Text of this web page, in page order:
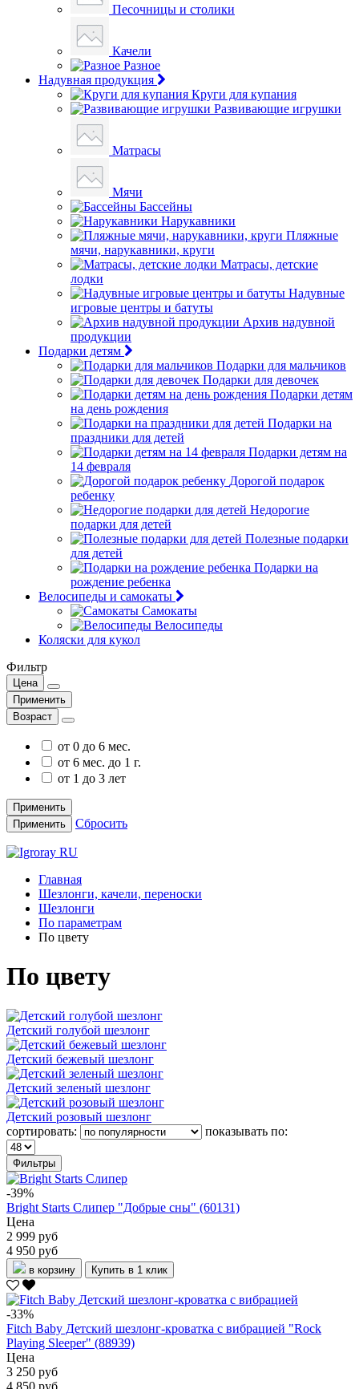
Песочницы и столики
Качели
Разное
Надувная продукция
Круги для купания
Развивающие игрушки
Матрасы
Мячи
Бассейны
Нарукавники
Пляжные
мячи, нарукавники, круги
Матрасы, детские
лодки
Надувные
игровые центры и батуты
Архив надувной
продукции
Подарки детям
Подарки для мальчиков
Подарки для девочек
Подарки детям
на день рождения
Подарки на
праздники для детей
Подарки детям на
14 февраля
Дорогой подарок
ребенку
Недорогие
подарки для детей
Полезные подарки
для детей
Подарки на
рождение ребенка
Велосипеды и самокаты
Самокаты
Велосипеды
Коляски для кукол
Фильтр
Цена
Применить
Возраст
от 0 до 6 мес.
от 6 мес. до 1 г.
от 1 до 3 лет
Применить
Применить
Сбросить
Главная
Шезлонги, качели, переноски
Шезлонги
По параметрам
По цвету
По цвету
Детский голубой шезлонг
Детский бежевый шезлонг
Детский зеленый шезлонг
Детский розовый шезлонг
сортировать:
показывать по:
Фильтры
-39%
Bright Starts Слипер "Добрые сны" (60131)
Цена
2 999 руб
4 950 руб
в корзину Купить в 1 клик
-33%
Fitch Baby Детский шезлонг-кроватка с вибрацией "Rock
Playing Sleeper" (88939)
Цена
3 250 руб
4 850 руб